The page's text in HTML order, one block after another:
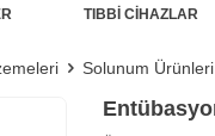
TIBBİ CİHAZLAR
Solunum Ürünleri